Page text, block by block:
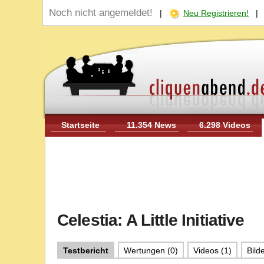
Noch nicht angemeldet! | Neu Registrieren!
Startseite 11.354 News 6.298 Videos
Celestia: A Little Initiative
Testbericht Wertungen (0) Videos (1)